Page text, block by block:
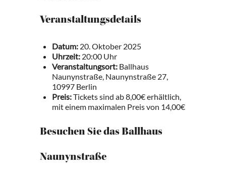
Veranstaltungsdetails
Datum: 20. Oktober 2025
Uhrzeit: 20:00 Uhr
Veranstaltungsort: Ballhaus
Naunynstraße, Naunynstraße 27,
10997 Berlin
Preis:Tickets sind ab 8,00€ erhältlich,
mit einem maximalen Preis von 14,00€
Besuchen Sie das Ballhaus
Naunynstraße